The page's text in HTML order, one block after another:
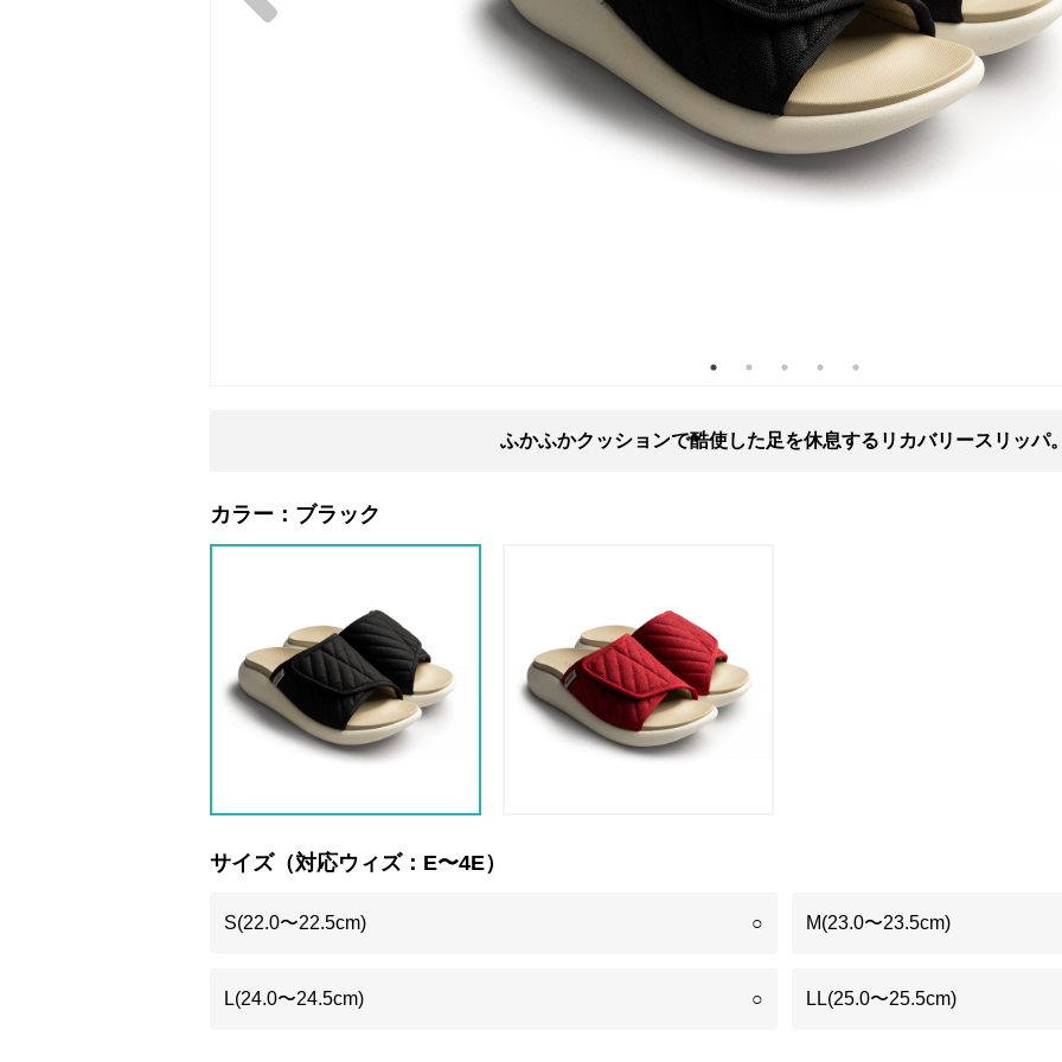
ふかふかクッションで酷使した足を休息するリカバリースリッパ
カラー： ブラック
サイズ（対応ウィズ：E〜4E）
S(22.0〜22.5cm) ○ M(23.0〜23.5cm)
L(24.0〜24.5cm) ○ LL(25.0〜25.5cm)